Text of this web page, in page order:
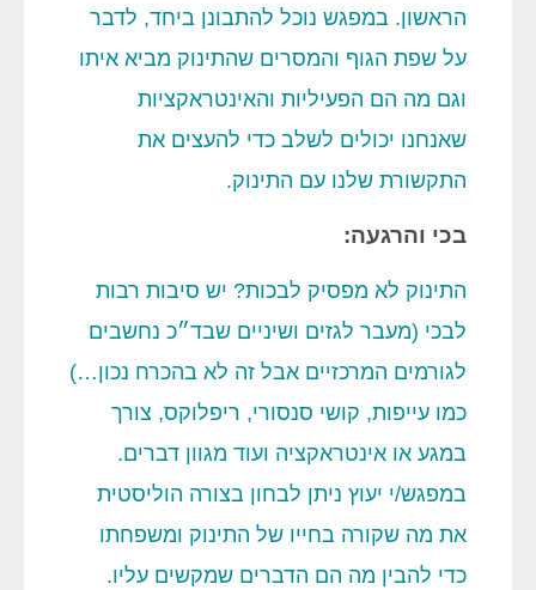
הראשון. במפגש נוכל להתבונן ביחד, לדבר
על שפת הגוף והמסרים שהתינוק מביא איתו
וגם מה הם הפעיליות והאינטראקציות
שאנחנו יכולים לשלב כדי להעצים את
התקשורת שלנו עם התינוק.
בכי והרגעה:
התינוק לא מפסיק לבכות? יש סיבות רבות
לבכי (מעבר לגזים ושיניים שבד״כ נחשבים
לגורמים המרכזיים אבל זה לא בהכרח נכון…)
כמו עייפות, קושי סנסורי, ריפלוקס, צורך
במגע או אינטראקציה ועוד מגוון דברים.
במפגש/י יעוץ ניתן לבחון בצורה הוליסטית
את מה שקורה בחייו של התינוק ומשפחתו
כדי להבין מה הם הדברים שמקשים עליו.